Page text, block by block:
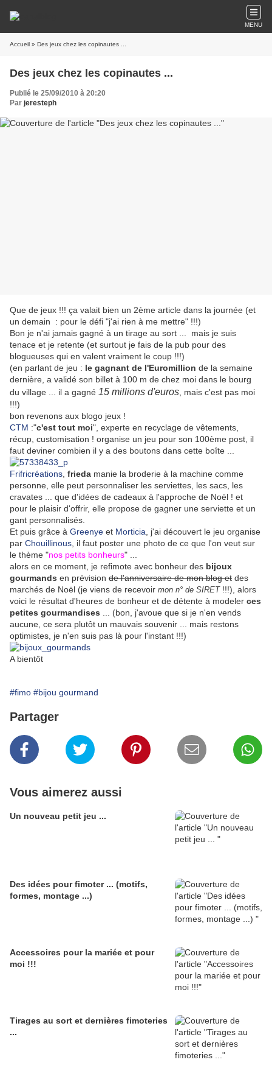
MENU
Accueil » Des jeux chez les copinautes ...
Des jeux chez les copinautes ...
Publié le 25/09/2010 à 20:20
Par jeresteph
Que de jeux !!! ça valait bien un 2ème article dans la journée (et
un demain : pour le défi "j'ai rien à me mettre" !!!)
Bon je n'ai jamais gagné à un tirage au sort ... mais je suis
tenace et je retente (et surtout je fais de la pub pour des
blogueuses qui en valent vraiment le coup !!!)
(en parlant de jeu : le gagnant de l'Euromillion de la semaine
dernière, a validé son billet à 100 m de chez moi dans le bourg
du village ... il a gagné 15 millions d'euros , mais c'est pas moi
!!!)
bon revenons aux blogo jeux !
CTM :"c'est tout moi", experte en recyclage de vêtements,
récup, customisation ! organise un jeu pour son 100ème post, il
faut deviner combien il y a des boutons dans cette boîte ...
Frifricréations frieda manie la broderie à la machine comme
personne, elle peut personnaliser les serviettes, les sacs, les
cravates ... que d'idées de cadeaux à l'approche de Noël ! et
pour le plaisir d'offrir, elle propose de gagner une serviette et un
gant personnalisés.
Et puis grâce à Greenye et Morticia , j'ai découvert le jeu organise
par Chouillinous , il faut poster une photo de ce que l'on veut sur
le thème "nos petits bonheurs" ...
alors en ce moment, je refimote avec bonheur des bijoux
gourmands en prévision de l'anniversaire de mon blog et des
marchés de Noël (je viens de recevoir mon n° de SIRET!!!), alors
voici le résultat d'heures de bonheur et de détente à modeler ces
petites gourmandises ... (bon, j'avoue que si je n'en vends
aucune, ce sera plutôt un mauvais souvenir ... mais restons
optimistes, je n'en suis pas là pour l'instant !!!)
A bientôt
#fimo #bijou gourmand
Partager
Vous aimerez aussi
Un nouveau petit jeu ...
Des idées pour fimoter ... (motifs,
formes, montage ...)
Accessoires pour la mariée et pour
moi !!!
Tirages au sort et dernières fimoteries
...